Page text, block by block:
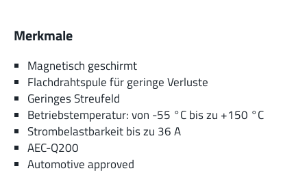
Merkmale
Magnetisch geschirmt
Flachdrahtspule für geringe Verluste
Geringes Streufeld
Betriebstemperatur: von -55 °C bis zu +150 °C
Strombelastbarkeit bis zu 36 A
AEC-Q200
Automotive approved